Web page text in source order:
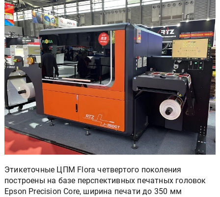
Этикеточные ЦПМ Flora четвертого поколения
построены на базе перспективных печатных головок
Epson Precision Core, ширина печати до 350 мм